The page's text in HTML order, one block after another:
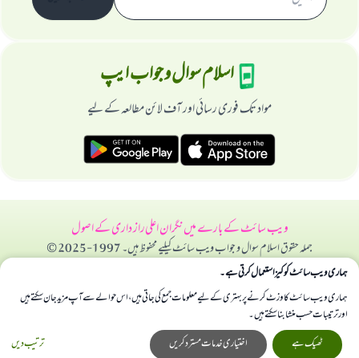
اسلام سوال و جواب ایپ
مواد تک فوری رسائی اور آف لائن مطالعہ کے لیے
ویب سائٹ کے بارے میںنگران اعلیراز داری کے اصول
جملہ حقوق اسلام سوال و جواب ویب سائٹ کیلیے محفوظ ہیں۔ 1997-2025 ©
ہماری ویب سائٹ کوکیز استعمال کرتی ہے۔
ہماری ویب سائٹ کا وزٹ کرنے پر بہتری کے لیے معلومات جمع کی جاتی ہیں، اس حوالے سے آپ مزید جان سکتے ہیں
اور ترتیبات حسب منشا بنا سکتے ہیں۔
ترتیب دیں
اختیاری خدمات مسترد کریں ٹھیک ہے